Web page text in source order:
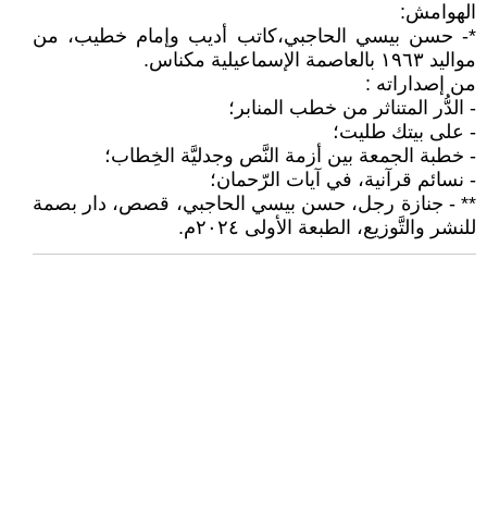
الهوامش:
*- حسن بيسي الحاجبي،كاتب أديب وإمام خطيب، من
مواليد ١٩٦٣ بالعاصمة الإسماعيلية مكناس.
من إصداراته :
- الدُّر المتناثر من خطب المنابر؛
- على بيتك طليت؛
- خطبة الجمعة بين أزمة النَّص وجدليَّة الخِطاب؛
- نسائم قرآنية، في آيات الرّحمان؛
** - جنازة رجل، حسن بيسي الحاجبي، قصص، دار بصمة
للنشر والتَّوزيع، الطبعة الأولى ٢٠٢٤م.